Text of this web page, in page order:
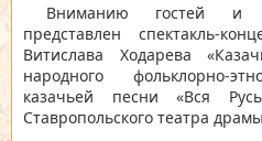
Вниманию гостей и
представлен спектакль-
Витислава Ходарева
народного фольклорно-
казачьей песни «Вся
Ставропольского театра